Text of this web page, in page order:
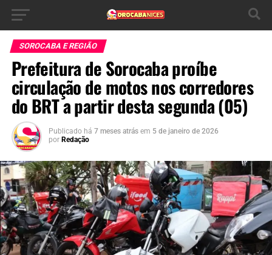
SOROCABA E REGIÃO
Prefeitura de Sorocaba proíbe
circulação de motos nos corredores
do BRT a partir desta segunda (05)
Publicado há 7 meses atrás em 5 de janeiro de 2026
por Redação